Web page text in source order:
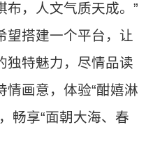
布，人文气质天成。”
望搭建一个平台，让
独特魅力，尽情品读
情画意，体验“酣嬉淋
畅享“面朝大海、春